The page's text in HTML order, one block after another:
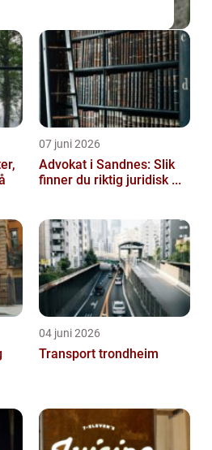
07 juni 2026
Advokat i Sandnes: Slik
finner du riktig juridisk ...
04 juni 2026
Transport trondheim